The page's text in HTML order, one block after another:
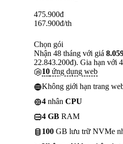
475.900đ
167.900đ/th
Chọn gói
Nhận 48 tháng với giá
22.843.200đ). Gia hạn với
10 ứng dụng web
Không giới hạn trang
4 nhân CPU
4 GB RAM
100 GB lưu trữ NVMe